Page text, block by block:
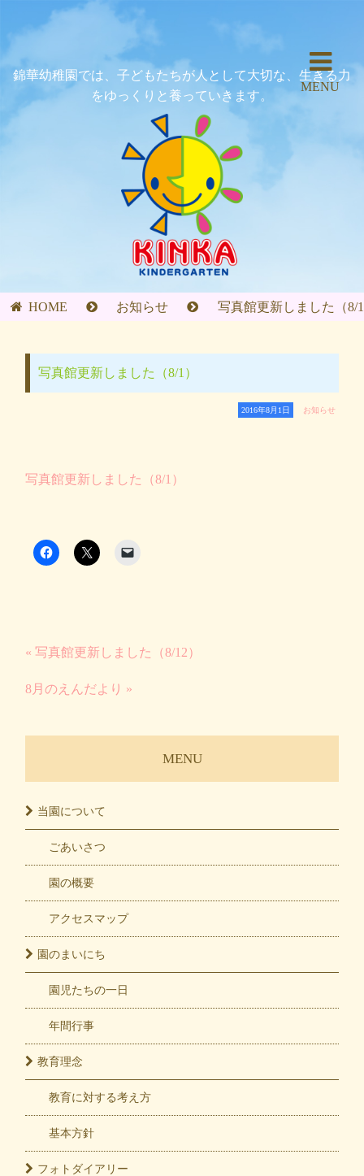
錦華幼稚園では、子どもたちが人として大切な、生きる力
をゆっくりと養っていきます。
MENU
HOME お知らせ 写真館更新しました（8/
写真館更新しました（8/1）
2016年8月1日 お知らせ
写真館更新しました（8/1）
« 写真館更新しました（8/12）
8月のえんだより »
MENU
当園について
ごあいさつ
園の概要
アクセスマップ
園のまいにち
園児たちの一日
年間行事
教育理念
教育に対する考え方
基本方針
フォト ダイアリー